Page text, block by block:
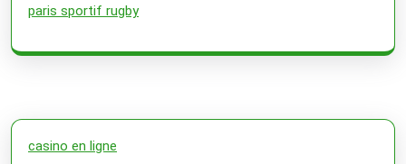
paris sportif rugby
casino en ligne